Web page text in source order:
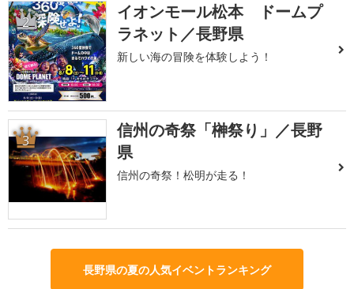
2
イオンモール松本 ドームプ
ラネット／長野県
新しい海の冒険を体験しよう！
3
信州の奇祭「榊祭り」／長野
県
信州の奇祭！松明が走る！
長野県の夏の人気イベントランキング